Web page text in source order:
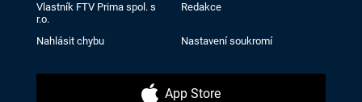
Vlastník FTV Prima spol. s
r.o.
Redakce
Nahlásit chybu Nastavení soukromí
App Store